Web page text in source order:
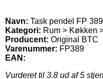
Navn: Task pendel FP
Kategori: Rum > Køkken
Producent: Original BTC
Varenummer: FP389
EAN:
Vurderet til 3.8 ud af 5